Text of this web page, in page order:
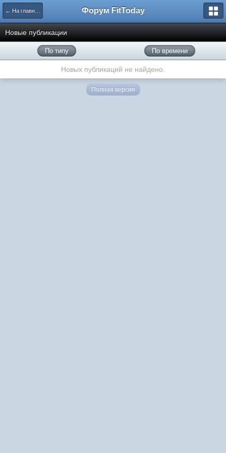
← На главную Форум FitToday
Новые публикации
По типу По времени
Новых публикаций не найдено.
Полная версия